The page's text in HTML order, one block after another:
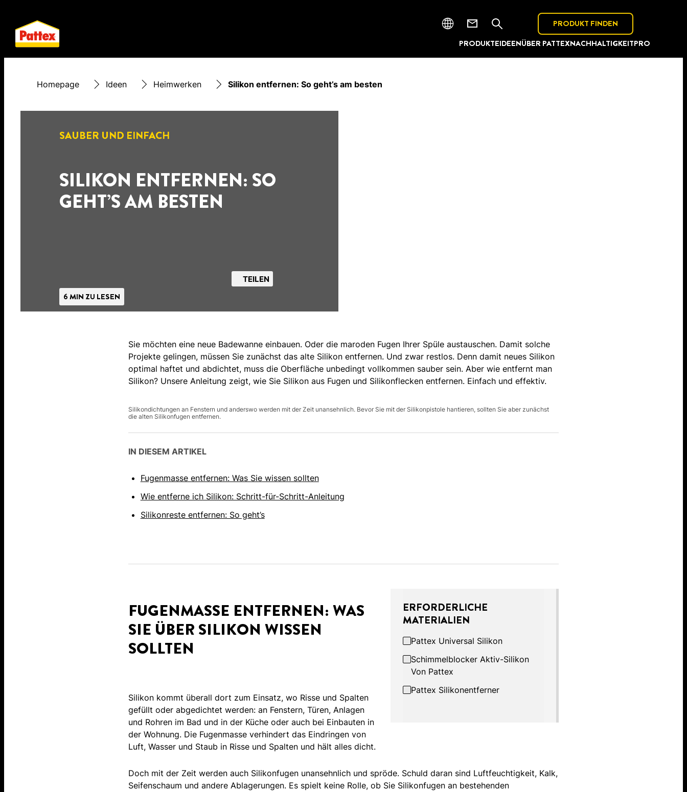
PRODUKTEIDEENÜBER PATTEXNACHHALTIGKEITPRO
PRODUKT FINDEN
Homepage Ideen Heimwerken Silikon entfernen: So geht’s am besten
SAUBER UND EINFACH
SILIKON ENTFERNEN: SO
GEHT’S AM BESTEN
6 MIN ZU LESEN
TEILEN
Sie möchten eine neue Badewanne einbauen. Oder die maroden Fugen Ihrer Spüle austauschen. Damit solche
Projekte gelingen, müssen Sie zunächst das alte Silikon entfernen. Und zwar restlos. Denn damit neues Silikon
optimal haftet und abdichtet, muss die Oberfläche unbedingt vollkommen sauber sein. Aber wie entfernt man
Silikon? Unsere Anleitung zeigt, wie Sie Silikon aus Fugen und Silikonflecken entfernen. Einfach und effektiv.
Silikondichtungen an Fenstern und anderswo werden mit der Zeit unansehnlich. Bevor Sie mit der Silikonpistole hantieren, sollten Sie aber zunächst
die alten Silikonfugen entfernen.
IN DIESEM ARTIKEL
Fugenmasse entfernen: Was Sie wissen sollten
Wie entferne ich Silikon: Schritt-für-Schritt-Anleitung
Silikonreste entfernen: So geht’s
FUGENMASSE ENTFERNEN: WAS
SIE ÜBER SILIKON WISSEN
SOLLTEN
Silikon kommt überall dort zum Einsatz, wo Risse und Spalten
gefüllt oder abgedichtet werden: an Fenstern, Türen, Anlagen
und Rohren im Bad und in der Küche oder auch bei Einbauten in
der Wohnung. Die Fugenmasse verhindert das Eindringen von
Luft, Wasser und Staub in Risse und Spalten und hält alles dicht.
ERFORDERLICHE
MATERIALIEN
Pattex Universal Silikon
Schimmelblocker Aktiv-Silikon
Von Pattex
Pattex Silikonentferner
Doch mit der Zeit werden auch Silikonfugen unansehnlich und spröde. Schuld daran sind Luftfeuchtigkeit, Kalk,
Seifenschaum und andere Ablagerungen. Es spielt keine Rolle, ob Sie Silikonfugen an bestehenden